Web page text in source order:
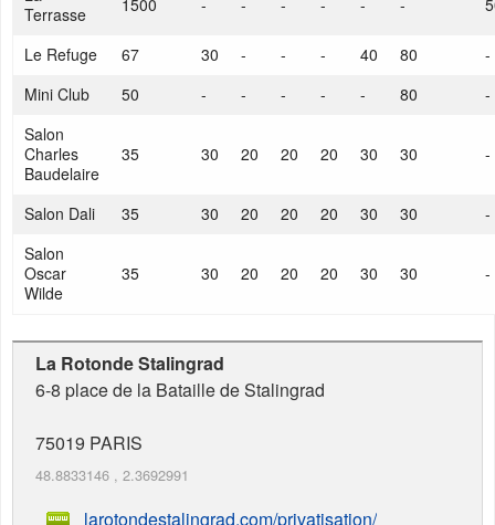
Terrasse
Le Refuge 67 30 - - - 40 80
-
Mini Club
50 - - - - - 80
-
Salon
Charles
Baudelaire
35 30 20 20 20 30 30 -
Salon Dali 35 30 20 20 20 30 30
-
Salon
Oscar
Wilde
35 30 20 20 20 30 30 -
La Rotonde Stalingrad
6-8 place de la Bataille de Stalingrad
75019 PARIS
48.8833146 , 2.3692991
larotondestalingrad.com/privatisation/